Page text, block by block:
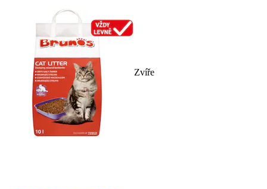
Zvíře